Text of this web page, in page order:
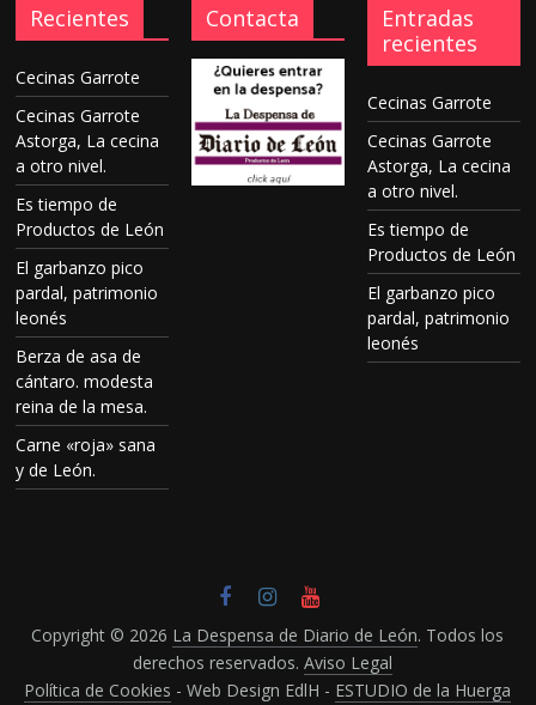
Recientes
Cecinas Garrote
Cecinas Garrote
Astorga, La cecina
a otro nivel.
Es tiempo de
Productos de León
El garbanzo pico
pardal, patrimonio
leonés
Berza de asa de
cántaro. modesta
reina de la mesa.
Carne «roja» sana
y de León.
Contacta
Entradas
recientes
Cecinas Garrote
Cecinas Garrote
Astorga, La cecina
a otro nivel.
Es tiempo de
Productos de León
El garbanzo pico
pardal, patrimonio
leonés
Copyright © 2026 La Despensa de Diario de León. Todos los
derechos reservados.Aviso Legal
Política de Cookies - Web Design EdlH - ESTUDIO de la Huerga